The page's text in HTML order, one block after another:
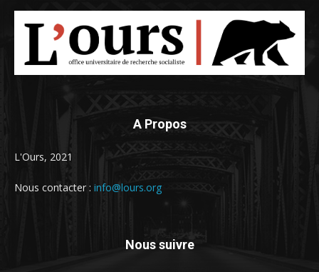
A Propos
L'Ours, 2021
Nous contacter : info@lours.org
Nous suivre